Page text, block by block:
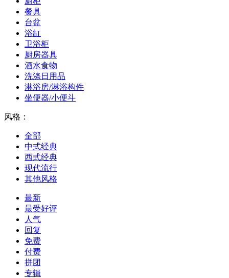
餐具
台盆
浴缸
卫浴柜
厨房器具
酒水食物
洗涤日用品
淋浴房/淋浴构件
坐便器/小便斗
风格：
全部
中式经典
西式经典
现代流行
其他风格
最新
最受好评
人气
回复
免费
付费
拼团
专辑